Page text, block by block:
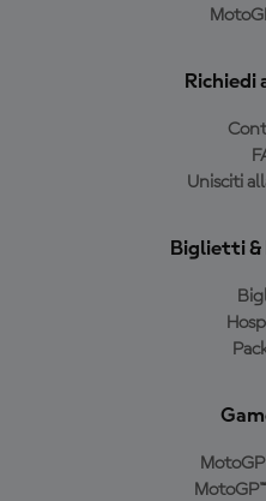
Richiedi
Unisciti
Biglietti